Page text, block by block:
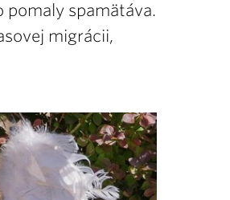
pomaly spamätáva.
migrácii,